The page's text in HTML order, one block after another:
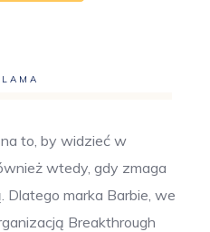
na to, by widzieć w
wtedy, gdy zmaga
Dlatego marka Barbie, we
Breakthrough